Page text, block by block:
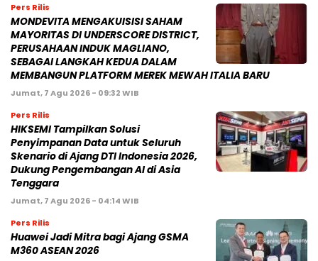
Pers Rilis
MONDEVITA MENGAKUISISI SAHAM
MAYORITAS DI UNDERSCORE DISTRICT,
PERUSAHAAN INDUK MAGLIANO,
SEBAGAI LANGKAH KEDUA DALAM
MEMBANGUN PLATFORM MEREK MEWAH ITALIA BARU
Jumat, 7 Agu 2026 - 09:32 WIB
Pers Rilis
HIKSEMI Tampilkan Solusi
Penyimpanan Data untuk Seluruh
Skenario di Ajang DTI Indonesia 2026,
Dukung Pengembangan AI di Asia
Tenggara
Jumat, 7 Agu 2026 - 04:14 WIB
Pers Rilis
Huawei Jadi Mitra bagi Ajang GSMA
M360 ASEAN 2026